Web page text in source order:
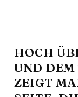
HOCH
UND
ZEIGT